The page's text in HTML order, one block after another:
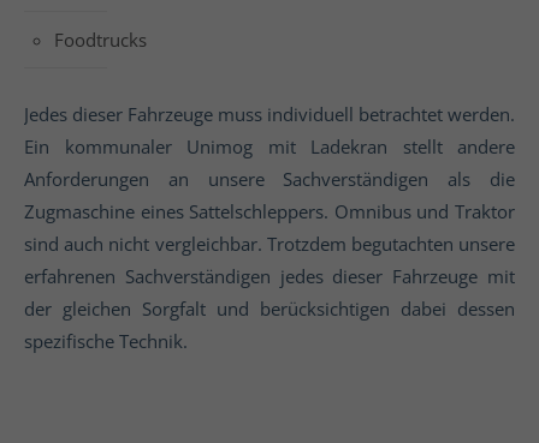
Foodtrucks
Jedes dieser Fahrzeuge muss individuell betrachtet werden.
Ein kommunaler Unimog mit Ladekran stellt andere
Anforderungen an unsere Sachverständigen als die
Zugmaschine eines Sattelschleppers. Omnibus und Traktor
sind auch nicht vergleichbar. Trotzdem begutachten unsere
erfahrenen Sachverständigen jedes dieser Fahrzeuge mit
der gleichen Sorgfalt und berücksichtigen dabei dessen
spezifische Technik.